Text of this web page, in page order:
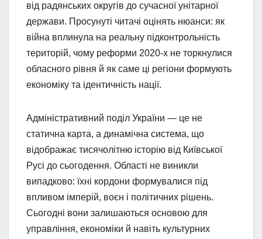
від радянських округів до сучасної унітарної
держави. Просунуті читачі оцінять нюанси: як
війна вплинула на реальну підконтрольність
територій, чому реформи 2020-х не торкнулися
обласного рівня й як саме ці регіони формують
економіку та ідентичність нації.
Адміністративний поділ України — це не
статична карта, а динамічна система, що
відображає тисячолітню історію від Київської
Русі до сьогодення. Області не виникли
випадково: їхні кордони формувалися під
впливом імперій, воєн і політичних рішень.
Сьогодні вони залишаються основою для
управління, економіки й навіть культурних